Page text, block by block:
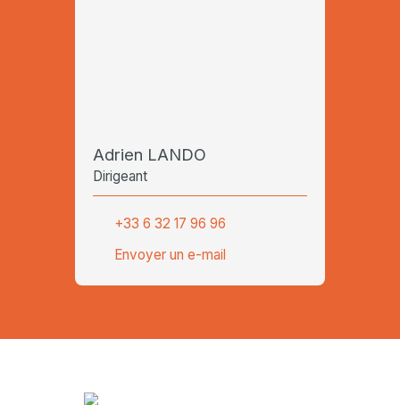
Adrien LANDO
Dirigeant
+33 6 32 17 96 96
Envoyer un e-mail